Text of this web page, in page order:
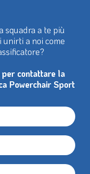
squadra a te più
unirti a noi come
contattare la
Powerchair Sport